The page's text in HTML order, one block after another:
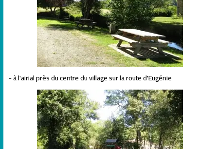
- à l'airial près du centre du village sur la route d'Eugénie